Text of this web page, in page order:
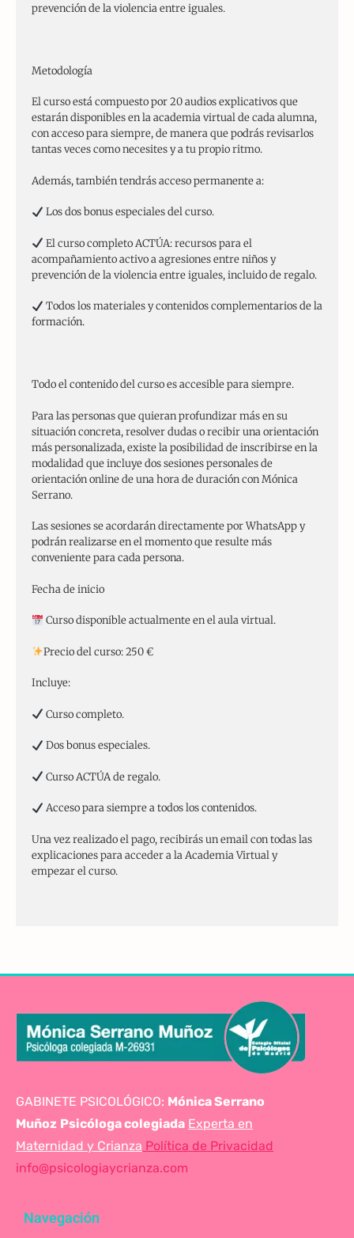
prevención de la violencia entre iguales.
Metodología
El curso está compuesto por 20 audios explicativos que
estarán disponibles en la academia virtual de cada alumna,
con acceso para siempre, de manera que podrás revisarlos
tantas veces como necesites y a tu propio ritmo.
Además, también tendrás acceso permanente a:
Los dos bonus especiales del curso.
El curso completo ACTÚA: recursos para el
acompañamiento activo a agresiones entre niños y
prevención de la violencia entre iguales, incluido de regalo.
Todos los materiales y contenidos complementarios de la
formación.
Todo el contenido del curso es accesible para siempre.
Para las personas que quieran profundizar más en su
situación concreta, resolver dudas o recibir una orientación
más personalizada, existe la posibilidad de inscribirse en la
modalidad que incluye dos sesiones personales de
orientación online de una hora de duración con Mónica
Serrano.
Las sesiones se acordarán directamente por WhatsApp y
podrán realizarse en el momento que resulte más
conveniente para cada persona.
Fecha de inicio
Curso disponible actualmente en el aula virtual.
Precio del curso: 250 €
Incluye:
Curso completo.
Dos bonus especiales.
Curso ACTÚA de regalo.
Acceso para siempre a todos los contenidos.
Una vez realizado el pago, recibirás un email con todas las
explicaciones para acceder a la Academia Virtual y
empezar el curso.
GABINETE PSICOLÓGICO: Mónica Serrano
Muñoz Psicóloga colegiada Experta en
Maternidad y Crianza Política de Privacidad
info@psicologiaycrianza.com
Navegación